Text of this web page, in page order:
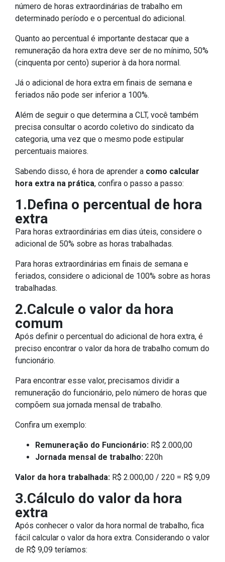
número de horas extraordinárias de trabalho em
determinado período e o percentual do adicional.
Quanto ao percentual é importante destacar que a
remuneração da hora extra deve ser de no mínimo, 50%
(cinquenta por cento) superior à da hora normal.
Já o adicional de hora extra em finais de semana e
feriados não pode ser inferior a 100%.
Além de seguir o que determina a CLT, você também
precisa consultar o acordo coletivo do sindicato da
categoria, uma vez que o mesmo pode estipular
percentuais maiores.
Sabendo disso, é hora de aprender a como calcular
hora extra na prática, confira o passo a passo:
1.Defina o percentual de hora
extra
Para horas extraordinárias em dias úteis, considere o
adicional de 50% sobre as horas trabalhadas.
Para horas extraordinárias em finais de semana e
feriados, considere o adicional de 100% sobre as horas
trabalhadas.
2.Calcule o valor da hora
comum
Após definir o percentual do adicional de hora extra, é
preciso encontrar o valor da hora de trabalho comum do
funcionário.
Para encontrar esse valor, precisamos dividir a
remuneração do funcionário, pelo número de horas que
compõem sua jornada mensal de trabalho.
Confira um exemplo:
Remuneração do Funcionário: R$ 2.000,00
Jornada mensal de trabalho: 220h
Valor da hora trabalhada: R$ 2.000,00 / 220 = R$ 9,09
3.Cálculo do valor da hora
extra
Após conhecer o valor da hora normal de trabalho, fica
fácil calcular o valor da hora extra. Considerando o valor
de R$ 9,09 teríamos: